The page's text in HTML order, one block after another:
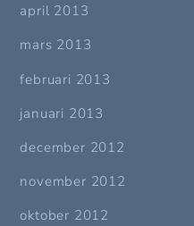
april 2013
mars 2013
februari 2013
januari 2013
december 2012
november 2012
oktober 2012